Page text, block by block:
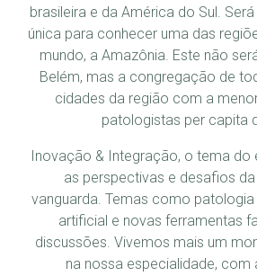
brasileira e da América do Sul.
única para conhecer uma das
mundo, a Amazônia. Este não
Belém, mas a congregação de
cidades da região com a
patologistas per capita
Inovação & Integração, o tema do
as perspectivas e desafios
vanguarda. Temas como patologia
artificial e novas ferramentas
discussões. Vivemos mais um
na nossa especialidade, com